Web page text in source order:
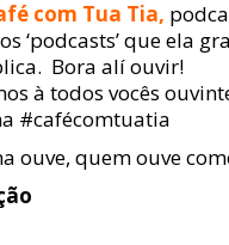
com Tua Tia,
os ‘podcasts’ que ela
Bora alí ouvir!
à todos vocês
#cafécomtuatia
ouve, quem ouve